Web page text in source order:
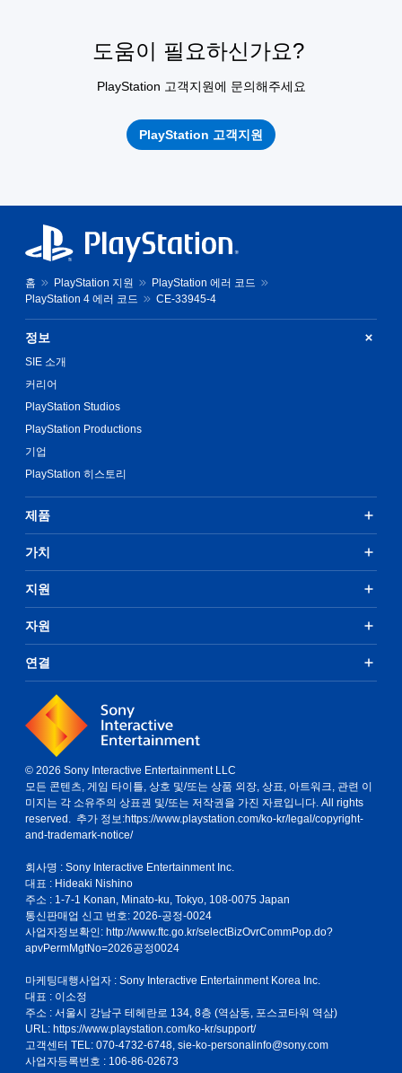
도움이 필요하신가요?
PlayStation 고객지원에 문의해주세요
PlayStation 고객지원
홈 PlayStation 지원
PlayStation 에러 코드
PlayStation 4 에러 코드
CE-33945-4
정보
SIE 소개
커리어
PlayStation Studios
PlayStation Productions
기업
PlayStation 히스토리
제품
가치
지원
자원
연결
© 2026 Sony Interactive Entertainment LLC
모든 콘텐츠, 게임 타이틀, 상호 및/또는 상품 외장, 상표, 아트워크, 관련 이
미지는 각 소유주의 상표권 및/또는 저작권을 가진 자료입니다. All rights
reserved. 추가 정보:https://www.playstation.com/ko-kr/legal/copyright-
and-trademark-notice/
회사명 : Sony Interactive Entertainment Inc.
대표 : Hideaki Nishino
주소 : 1-7-1 Konan, Minato-ku, Tokyo, 108-0075 Japan
통신판매업 신고 번호: 2026-공정-0024
사업자정보확인: http://www.ftc.go.kr/selectBizOvrCommPop.do?
apvPermMgtNo=2026공정0024
마케팅대행사업자 : Sony Interactive Entertainment Korea Inc.
대표 : 이소정
주소 : 서울시 강남구 테헤란로 134, 8층 (역삼동, 포스코타워 역삼)
URL: https://www.playstation.com/ko-kr/support/
고객센터 TEL: 070-4732-6748, sie-ko-personalinfo@sony.com
사업자등록번호 : 106-86-02673